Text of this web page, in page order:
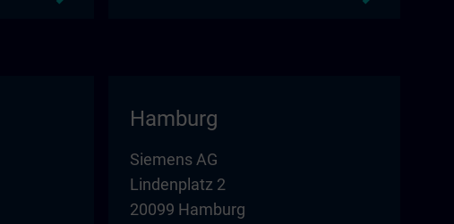
Hamburg
Siemens AG
Lindenplatz 2
20099 Hamburg